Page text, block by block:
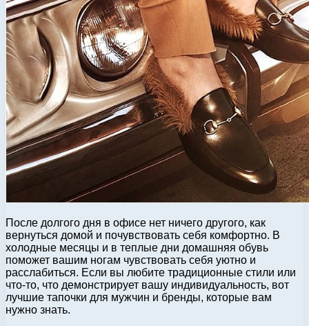
После долгого дня в офисе нет ничего другого, как
вернуться домой и почувствовать себя комфортно. В
холодные месяцы и в теплые дни домашняя обувь
поможет вашим ногам чувствовать себя уютно и
расслабиться. Если вы любите традиционные стили или
что-то, что демонстрирует вашу индивидуальность, вот
лучшие тапочки для мужчин и бренды, которые вам
нужно знать.